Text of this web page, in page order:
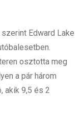
Edward Lake
osztotta meg
a pár három
akik 9,5 és 2